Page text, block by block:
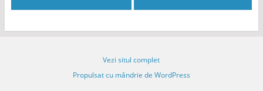
Vezi situl complet
Propulsat cu mândrie de WordPress